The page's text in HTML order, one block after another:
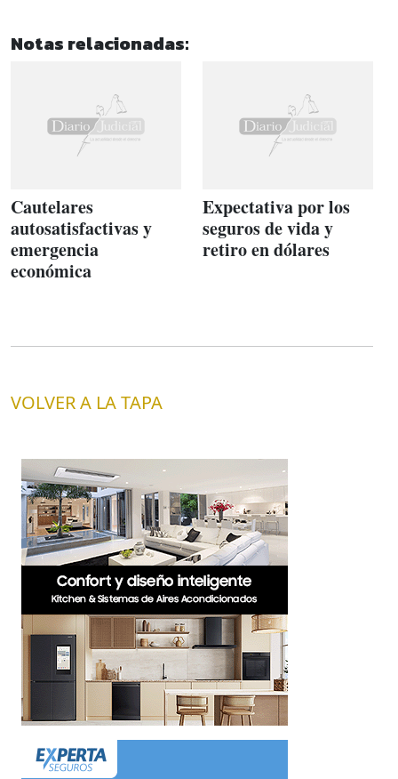
Notas relacionadas:
Cautelares
autosatisfactivas y
emergencia
económica
Expectativa por los
seguros de vida y
retiro en dólares
VOLVER A LA TAPA